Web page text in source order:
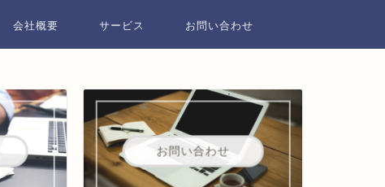
会社概要 サービス お問い合わせ
お問い合わせ